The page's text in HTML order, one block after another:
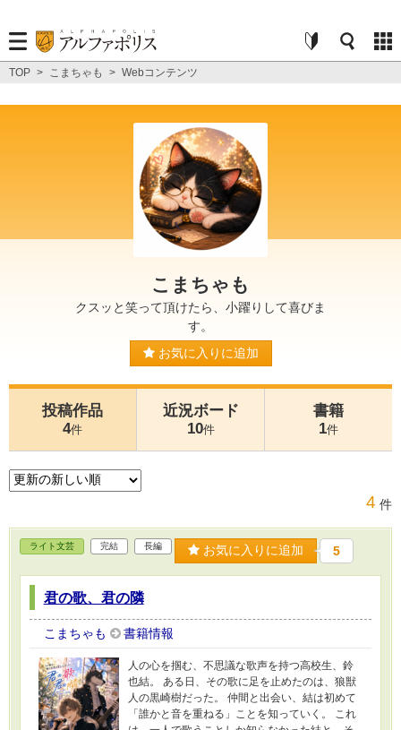
TOP > こまちゃも > Webコンテンツ
こまちゃも
クスッと笑って頂けたら、小躍りして喜びま
す。
お気に入りに追加
投稿作品
4件
近況ボード
10件
書籍
1件
4 件
ライト文芸 完結 長編 お気に入りに追加 5
君の歌、君の隣
こまちゃも 書籍情報
人の心を掴む、不思議な歌声を持つ高校生、鈴
也結。 ある日、その歌に足を止めたのは、狼獣
人の黒崎樹だった。 仲間と出会い、結は初めて
「誰かと音を重ねる」ことを知っていく。 これ